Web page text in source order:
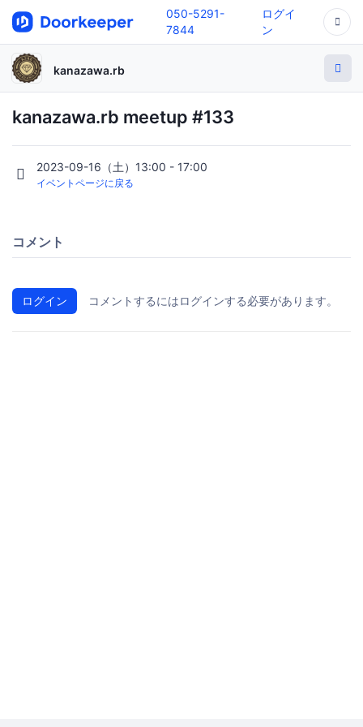
050-5291-
7844
ログイ
ン
kanazawa.rb
kanazawa.rb meetup #133
2023-09-16（土）13:00 - 17:00
イベントページに戻る
コメント
ログイン コメントするにはログインする必要があります。